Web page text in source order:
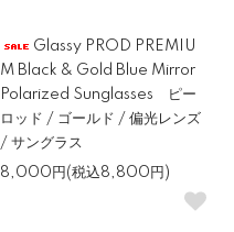
Glassy PROD PREMIU
M Black & Gold Blue Mirror
Polarized Sunglasses ピー
ロッド / ゴールド / 偏光レンズ
/ サングラス
8,000円(税込8,800円)